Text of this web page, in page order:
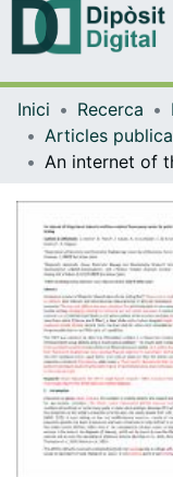
Inici Recerca